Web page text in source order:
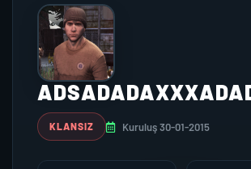
KLANSIZ Kuruluş 30-01-2015